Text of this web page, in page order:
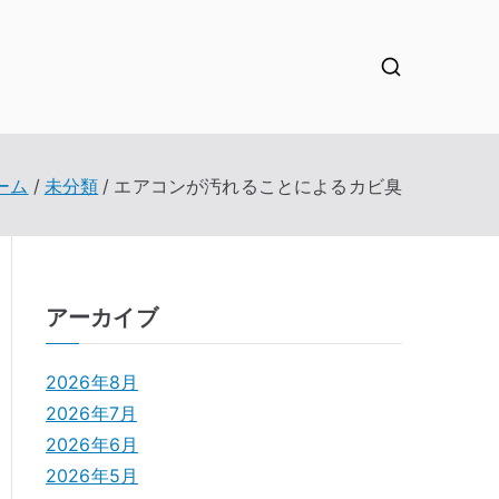
ム 未分類 エアコンが汚れることによるカビ臭
アーカイブ
2026年8月
2026年7月
2026年6月
2026年5月